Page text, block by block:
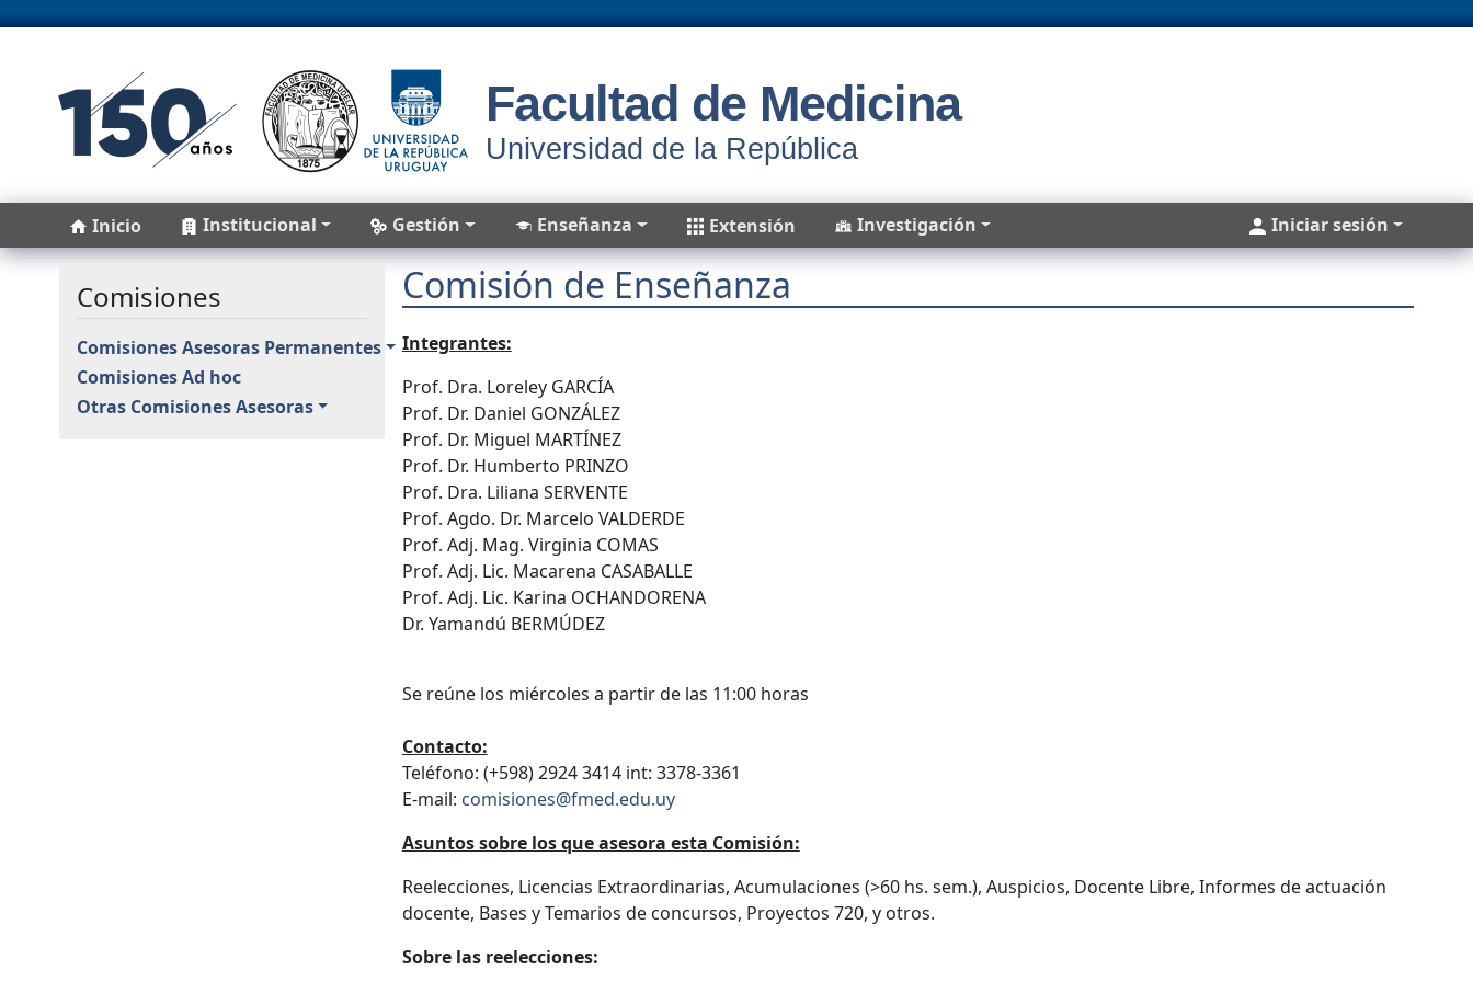
Facultad de Medicina
Universidad de la República
Main navigation
Inicio Institucional Gestión Enseñanza Extensión Investigación Cuentas
Iniciar sesión
Comisiones
Comisiones Asesoras Permanentes
Comisiones Ad hoc
Otras Comisiones Asesoras
Comisión de Enseñanza
Integrantes:
Prof. Dra. Loreley GARCÍA
Prof. Dr. Daniel GONZÁLEZ
Prof. Dr. Miguel MARTÍNEZ
Prof. Dr. Humberto PRINZO
Prof. Dra. Liliana SERVENTE
Prof. Agdo. Dr. Marcelo VALDERDE
Prof. Adj. Mag. Virginia COMAS
Prof. Adj. Lic. Macarena CASABALLE
Prof. Adj. Lic. Karina OCHANDORENA
Dr. Yamandú BERMÚDEZ
Se reúne los miércoles a partir de las 11:00 horas
Contacto:
Teléfono: (+598) 2924 3414 int: 3378-3361
E-mail: comisiones@fmed.edu.uy
Asuntos sobre los que asesora esta Comisión:
Reelecciones, Licencias Extraordinarias, Acumulaciones (>60 hs. sem.), Auspicios, Docente Libre, Informes de actuación
docente, Bases y Temarios de concursos, Proyectos 720, y otros.
Sobre las reelecciones: